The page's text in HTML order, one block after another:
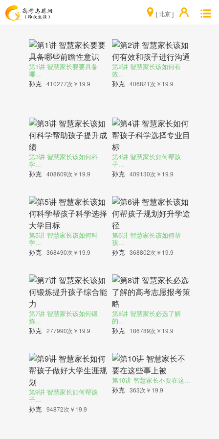
[ 北京 ]
第1讲 智慧家长要要具备
哪...
孙克 410277次 ￥19.9
第2讲 智慧家长该如何有
效...
孙克 406821次 ￥19.9
第3讲 智慧家长该如何科
学...
孙克 408609次 ￥19.9
第4讲 智慧家长如何帮孩
子...
孙克 409130次 ￥19.9
第5讲 智慧家长该如何科
学...
孙克 368490次 ￥19.9
第6讲 智慧家长该如何帮
孩...
孙克 368802次 ￥19.9
第7讲 智慧家长该如何锻
炼...
孙克 277990次 ￥19.9
第8讲 智慧家长必选了解
的...
孙克
186789次 ￥19.9
第9讲 智慧家长如何帮孩
子...
孙克 94872次 ￥19.9
第10讲 智慧家长不要在这...
孙克 363次 ￥19.9